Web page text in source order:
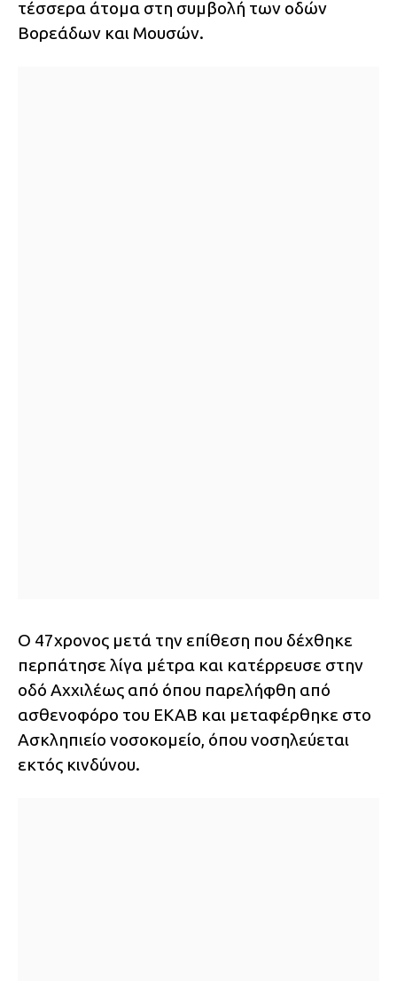
τέσσερα άτομα στη συμβολή των οδών
Βορεάδων και Μουσών.
Ο 47χρονος μετά την επίθεση που δέχθηκε
περπάτησε λίγα μέτρα και κατέρρευσε στην
οδό Αχχιλέως από όπου παρελήφθη από
ασθενοφόρο του ΕΚΑΒ και μεταφέρθηκε στο
Ασκληπιείο νοσοκομείο, όπου νοσηλεύεται
εκτός κινδύνου.